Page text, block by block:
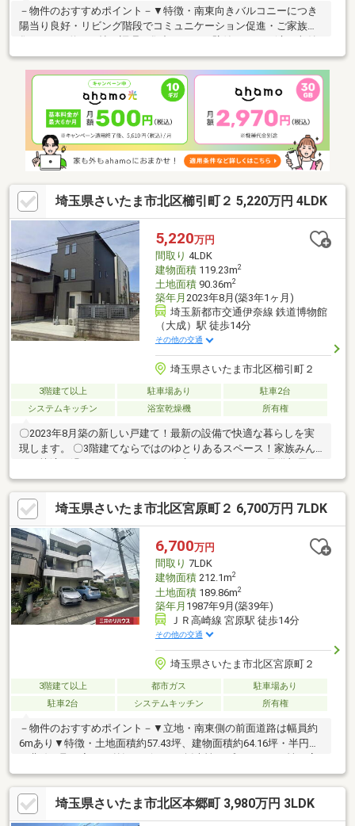
－物件のおすすめポイント－▼特徴・南東向きバルコニーにつき
陽当り良好・リビング階段でコミュニケーション促進・ご家族が
有)・LDK横に足を伸ばしてくつろげる和室有・約5.3帖ホールは上
部吹抜仕様・トイレは1階・2階に各1カ所設置・開放感あふれる
ウッドテラス▼周辺環境・番場公園 徒歩3分(約220m)・さいたま
市立日進北小学校 徒歩6分(約460m)・ローソン宮原駅西店 徒歩6
分(約410m)■ ご希望の住まい探しをお手伝いします
━━━━━・・・物件の詳細・ご相談はお気軽にお問い合わせく
ださい。
埼玉県さいたま市北区櫛引町２ 5,220万円 4LDK
5,220万円
間取り 4LDK
建物面積119.23m2
土地面積90.36m2
築年月 2023年8月(築3年1ヶ月)
埼玉新都市交通伊奈線 鉄道博物館
（大成）駅 徒歩14分
その他の交通
埼玉県さいたま市北区櫛引町２
3階建て以上 駐車場あり
駐車2台
システムキッチン
浴室乾燥機 所有権
〇2023年8月築の新しい戸建て！最新の設備で快適な暮らしを実
現します。 〇3階建てならではのゆとりあるスペース！家族みん
書斎にも最適な多用途空間が魅力です。 〇中古でも新築同様の美
しさ！近日中に内覧できますので、お気軽にお問い合わせくださ
い。 〇家族の絆が深まる、明るいリビングを持つ住まいです。新
生活を始めませんか？
埼玉県さいたま市北区宮原町２ 6,700万円 7LDK
6,700万円
間取り 7LDK
建物面積212.1m2
土地面積189.86m2
築年月 1987年9月(築39年)
ＪＲ高崎線 宮原駅 徒歩14分
その他の交通
埼玉県さいたま市北区宮原町２
3階建て以上 都市ガス
駐車場あり
駐車2台
システムキッチン 所有権
－物件のおすすめポイント－▼立地・南東側の前面道路は幅員約
6mあり▼特徴・土地面積約57.43坪、建物面積約64.16坪・半円型
める2階リビング設計・リビング横に気軽にくつろげる和室を配
置・調理に集中しやすい壁付けキッチン・トイレは3ヶ所有、気兼
ねなく使用可能・駐車2台可能(車種による)▼周辺環境・スーパー
「TAIRAYA宮原東口店」徒歩6分(約410m)・宮原公園 徒歩6分(約
埼玉県さいたま市北区本郷町 3,980万円 3LDK